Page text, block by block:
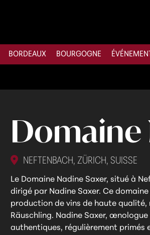
BORDEAUX BOURGOGNE
Domaine
NEFTENBACH, ZÜRICH, SUISSE
Le Domaine Nadine Saxer, situé à
dirigé par Nadine Saxer. Ce
production de vins de haute qualité,
Räuschling. Nadine Saxer,
authentiques, régulièrement primés